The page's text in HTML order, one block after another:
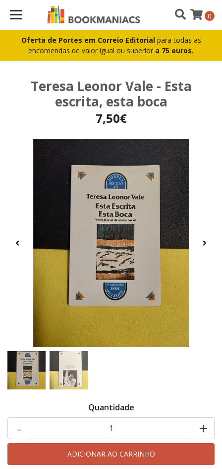
Oferta de Portes em Correio Editorial para todas as
encomendas de valor igual ou superior a 75 euros.
0
Teresa Leonor Vale - Esta
escrita, esta boca
7,50€
Quantidade
+
-